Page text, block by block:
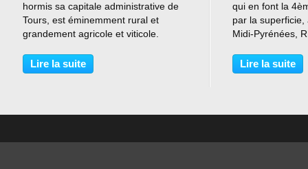
hormis sa capitale administrative de
Tours, est éminemment rural et
grandement agricole et viticole.
dans les annales de l’administration
alors qu’ici on parle plus simplement
Lire la suite
qui en font la
par la
Midi-Pyrénées,
dessine autour
traverse d’est
Lire la suite